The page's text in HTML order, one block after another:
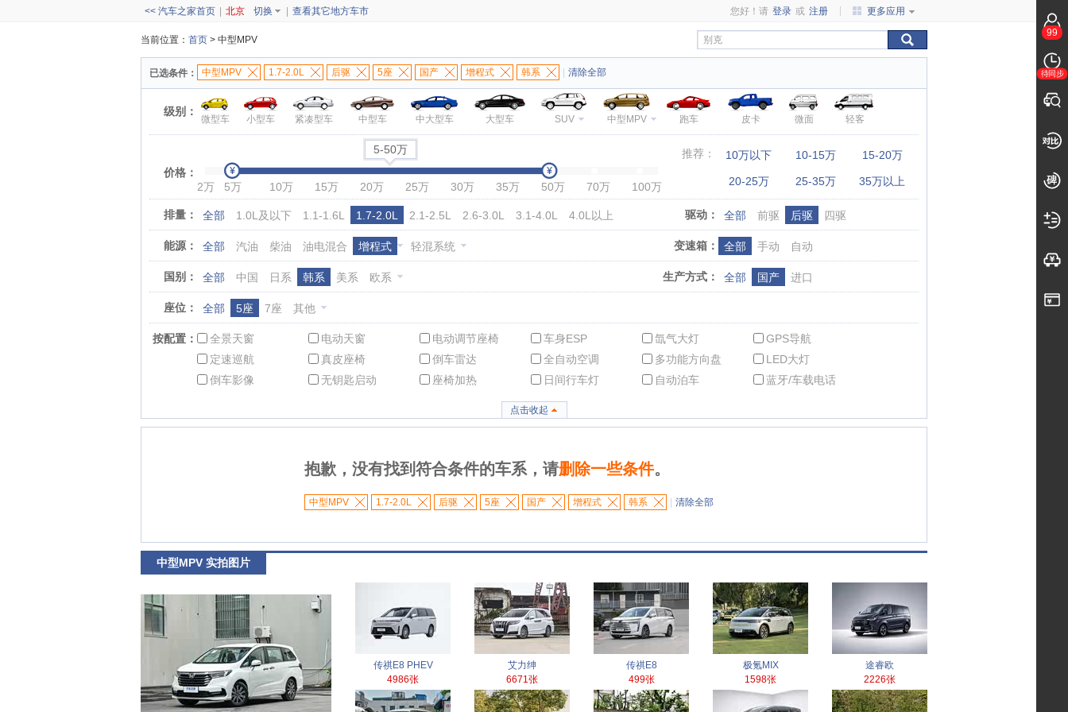
<< 汽车之家首页 北京 切换 查看其它地方车市 更多应用
您好！请 登录 或 注册
当前位置： 首页 > 中型MPV
已选条件： 中型MPV 1.7-2.0L 后驱 5座 国产 增程式 韩系 清除全部
级别：
微型车 小型车 紧凑型车 中型车 中大型车 大型车 SUV 中型MPV 跑车 皮卡 微面 轻客
价格：
5-50万
2万 5万 10万 15万 20万 25万 30万 35万 50万 70万 100万
推荐： 10万以下 10-15万 15-20万
20-25万 25-35万 35万以上
排量： 全部 1.0L及以下 1.1-1.6L 1.7-2.0L 2.1-2.5L 2.6-3.0L 3.1-4.0L 4.0L以上 驱动： 全部 前驱 后驱 四驱
能源： 全部 汽油 柴油 油电混合 增程式 轻混系统 变速箱： 全部 手动 自动
国别： 全部 中国 日系 韩系 美系 欧系 生产方式： 全部 国产 进口
座位： 全部 5座 7座 其他
按配置： 全景天窗 电动天窗 电动调节座椅 车身ESP 氙气大灯
GPS导航
定速巡航
真皮座椅 倒车雷达 全自动空调 多功能方向盘
LED大灯
倒车影像
无钥匙启动 座椅加热 日间行车灯 自动泊车 蓝牙/车载电话
点击收起
抱歉，没有找到符合条件的车系，请删除一些条件。
中型MPV 1.7-2.0L 后驱 5座 国产 增程式 韩系 清除全部
中型MPV 实拍图片
传祺E8 PHEV
4986张
艾力绅
6671张
传祺E8
499张
极氪MIX
1598张
途睿欧
2226张
99
待同步